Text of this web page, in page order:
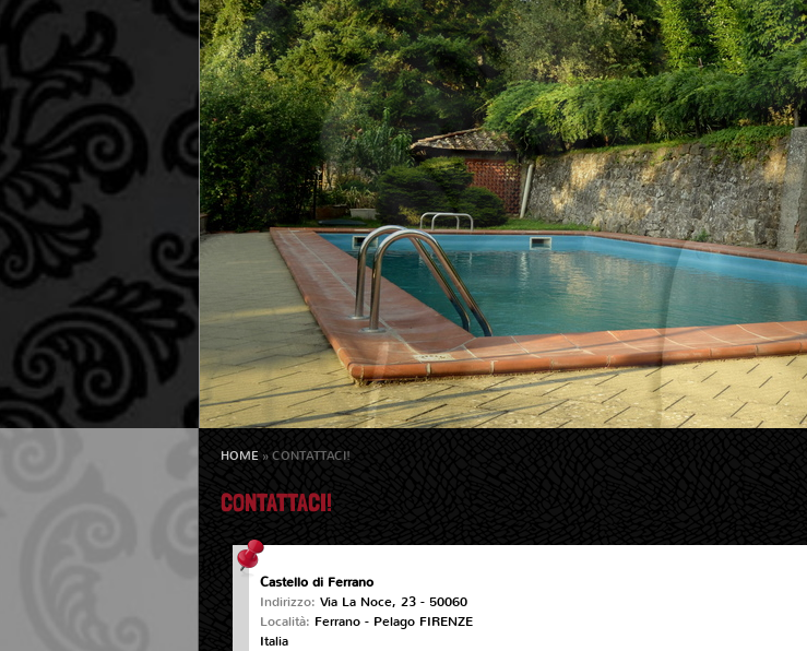
HOME » CONTATTACI!
CONTATTACI!
Castello di Ferrano
Indirizzo: Via La Noce, 23 - 50060
Località: Ferrano - Pelago FIRENZE
Italia